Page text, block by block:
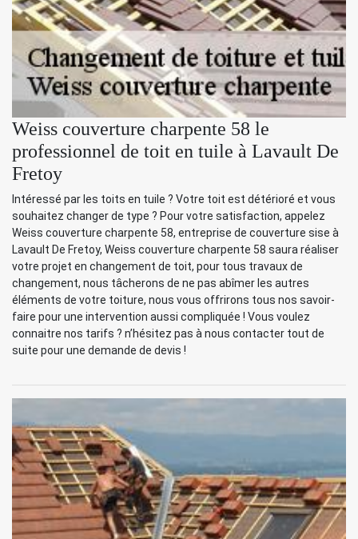
Weiss couverture charpente 58 le
professionnel de toit en tuile à Lavault De
Fretoy
Intéressé par les toits en tuile ? Votre toit est détérioré et vous
souhaitez changer de type ? Pour votre satisfaction, appelez
Weiss couverture charpente 58, entreprise de couverture sise à
Lavault De Fretoy, Weiss couverture charpente 58 saura réaliser
votre projet en changement de toit, pour tous travaux de
changement, nous tâcherons de ne pas abîmer les autres
éléments de votre toiture, nous vous offrirons tous nos savoir-
faire pour une intervention aussi compliquée ! Vous voulez
connaitre nos tarifs ? n’hésitez pas à nous contacter tout de
suite pour une demande de devis !